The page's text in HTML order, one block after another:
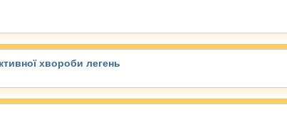
хвороби легень